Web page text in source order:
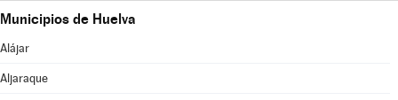
Municipios de Huelva
Alájar
Aljaraque